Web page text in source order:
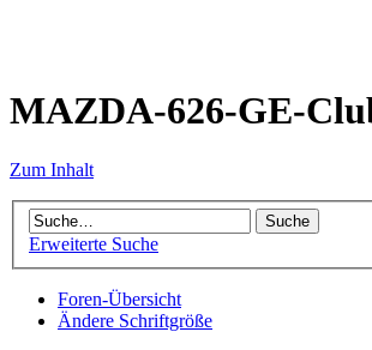
MAZDA-626-GE-
Zum Inhalt
Erweiterte Suche
Foren-Übersicht
Ändere Schriftgröße